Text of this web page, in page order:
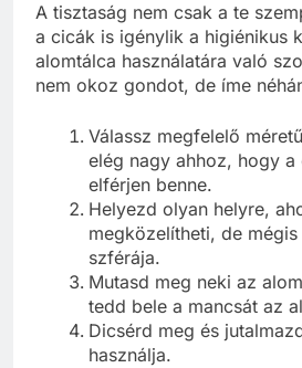
A tisztaság nem csak a te
a cicák is igénylik a higiénikus
alomtálca használatára való
nem okoz gondot, de íme
Válassz megfelelő
elég nagy ahhoz, hogy a
elférjen benne.
Helyezd olyan helyre,
megközelítheti, de
szférája.
Mutasd meg neki az
tedd bele a mancsát az
Dicsérd meg és
használja.